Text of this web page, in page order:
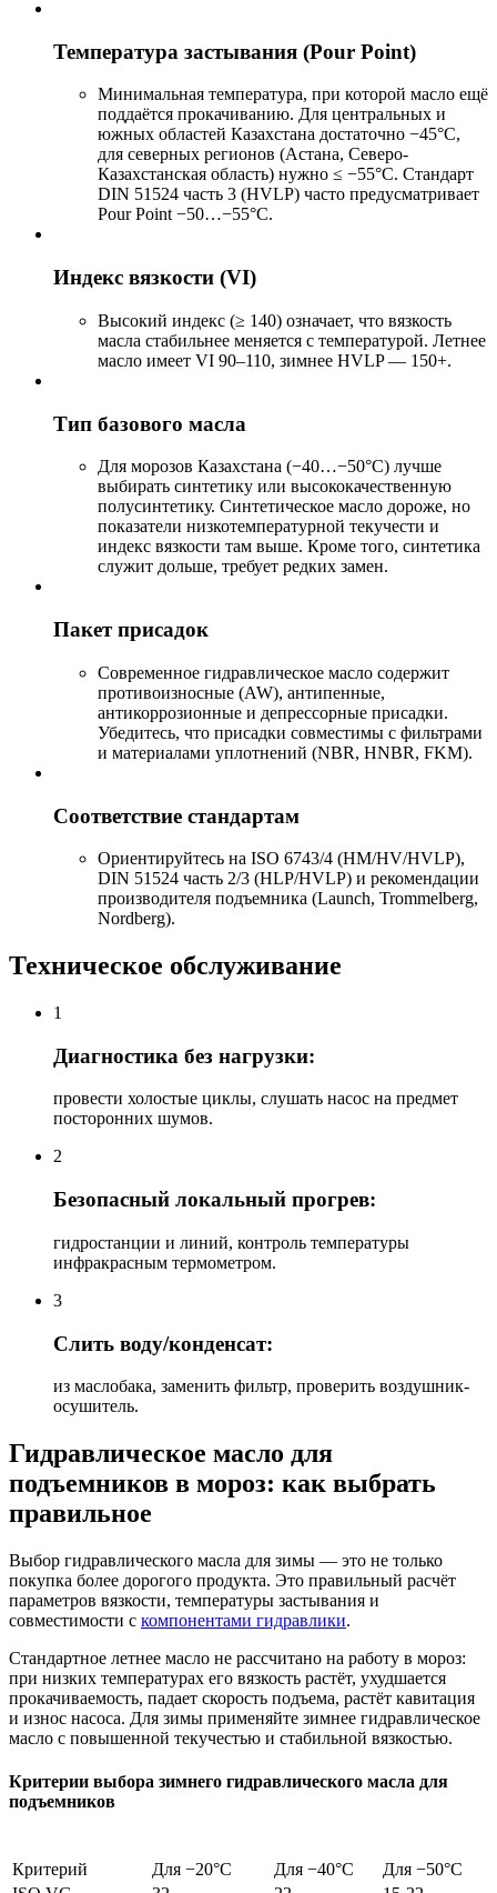
Температура застывания (Pour Point)
Минимальная температура, при которой масло ещё
поддаётся прокачиванию. Для центральных и
южных областей Казахстана достаточно −45°C,
для северных регионов (Астана, Северо-
Казахстанская область) нужно ≤ −55°C. Стандарт
DIN 51524 часть 3 (HVLP) часто предусматривает
Pour Point −50…−55°C.
Индекс вязкости (VI)
Высокий индекс (≥ 140) означает, что вязкость
масла стабильнее меняется с температурой. Летнее
масло имеет VI 90–110, зимнее HVLP — 150+.
Тип базового масла
Для морозов Казахстана (−40…−50°C) лучше
выбирать синтетику или высококачественную
полусинтетику. Синтетическое масло дороже, но
показатели низкотемпературной текучести и
индекс вязкости там выше. Кроме того, синтетика
служит дольше, требует редких замен.
Пакет присадок
Современное гидравлическое масло содержит
противоизносные (AW), антипенные,
антикоррозионные и депрессорные присадки.
Убедитесь, что присадки совместимы с фильтрами
и материалами уплотнений (NBR, HNBR, FKM).
Соответствие стандартам
Ориентируйтесь на ISO 6743/4 (HM/HV/HVLP),
DIN 51524 часть 2/3 (HLP/HVLP) и рекомендации
производителя подъемника (Launch, Trommelberg,
Nordberg).
Техническое обслуживание
1
Диагностика без нагрузки:
провести холостые циклы, слушать насос на предмет
посторонних шумов.
2
Безопасный локальный прогрев:
гидростанции и линий, контроль температуры
инфракрасным термометром.
3
Слить воду/конденсат:
из маслобака, заменить фильтр, проверить воздушник-
осушитель.
Гидравлическое масло для
подъемников в мороз: как выбрать
правильное
Выбор гидравлического масла для зимы — это не только
покупка более дорогого продукта. Это правильный расчёт
параметров вязкости, температуры застывания и
совместимости с компонентами гидравлики.
Стандартное летнее масло не рассчитано на работу в мороз:
при низких температурах его вязкость растёт, ухудшается
прокачиваемость, падает скорость подъема, растёт кавитация
и износ насоса. Для зимы применяйте зимнее гидравлическое
масло с повышенной текучестью и стабильной вязкостью.
Критерии выбора зимнего гидравлического масла для
подъемников
Критерий Для −20°C Для −40°C
Для −50°C